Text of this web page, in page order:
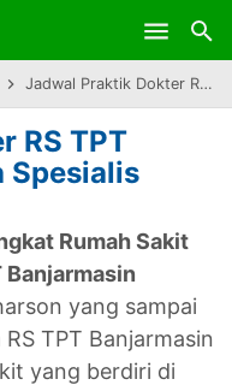
Jadwal Praktik Dokter RS TPT Banjarmasin | Semua Spesialis
RS TPT
Spesialis
Rumah Sakit
Banjarmasin
yang sampai
TPT Banjarmasin
yang berdiri di